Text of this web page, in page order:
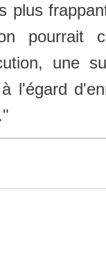
plus
pourrait
une
l'égard